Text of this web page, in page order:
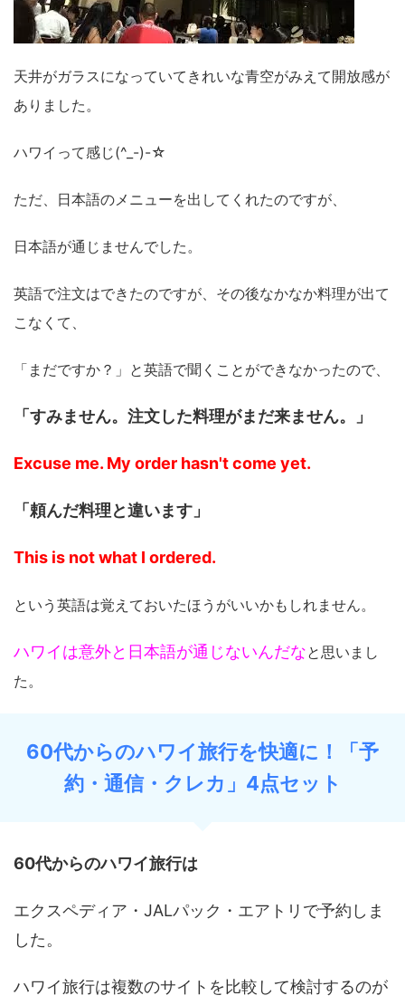
天井がガラスになっていてきれいな青空がみえて開放感が
ありました。
ハワイって感じ(^_-)-☆
ただ、日本語のメニューを出してくれたのですが、
日本語が通じませんでした。
英語で注文はできたのですが、その後なかなか料理が出て
こなくて、
「まだですか？」と英語で聞くことができなかったので、
「すみません。注文した料理がまだ来ません。」
Excuse me. My order hasn't come yet.
「頼んだ料理と違います」
This is not what I ordered.
という英語は覚えておいたほうがいいかもしれません。
ハワイは意外と日本語が通じないんだなと思いまし
た。
60代からのハワイ旅行を快適に！「予
約・通信・クレカ」4点セット
60代からのハワイ旅行は
エクスペディア・JALパック・エアトリで予約しま
した。
ハワイ旅行は複数のサイトを比較して検討するのが